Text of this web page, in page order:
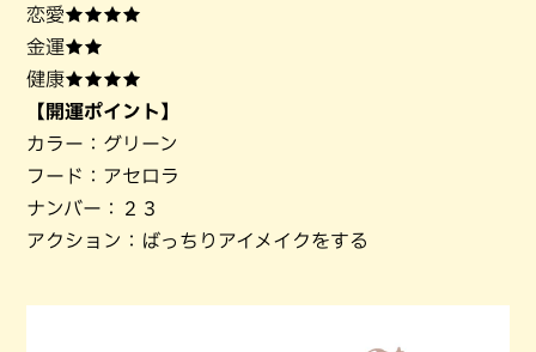
恋愛★★★★
金運★★
健康★★★★
【開運ポイント】
カラー：グリーン
フード：アセロラ
ナンバー：２３
アクション：ばっちりアイメイクをする